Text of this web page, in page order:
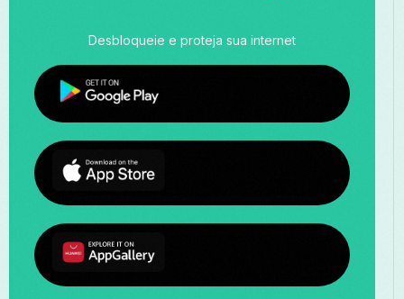
Desbloqueie e proteja sua internet